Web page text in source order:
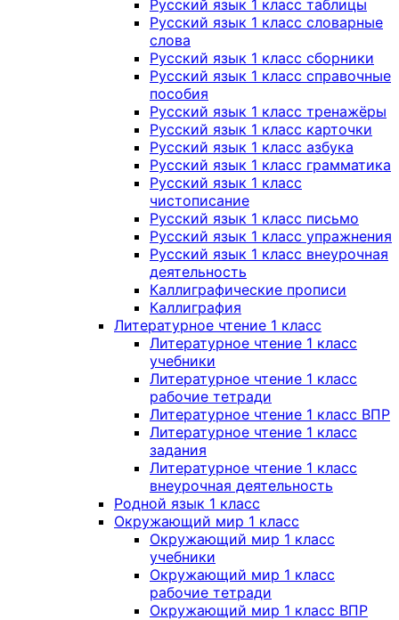
Русский язык 1 класс таблицы
Русский язык 1 класс словарные
слова
Русский язык 1 класс сборники
Русский язык 1 класс справочные
пособия
Русский язык 1 класс тренажёры
Русский язык 1 класс карточки
Русский язык 1 класс азбука
Русский язык 1 класс грамматика
Русский язык 1 класс
чистописание
Русский язык 1 класс письмо
Русский язык 1 класс упражнения
Русский язык 1 класс внеурочная
деятельность
Каллиграфические прописи
Каллиграфия
Литературное чтение 1 класс
Литературное чтение 1 класс
учебники
Литературное чтение 1 класс
рабочие тетради
Литературное чтение 1 класс ВПР
Литературное чтение 1 класс
задания
Литературное чтение 1 класс
внеурочная деятельность
Родной язык 1 класс
Окружающий мир 1 класс
Окружающий мир 1 класс
учебники
Окружающий мир 1 класс
рабочие тетради
Окружающий мир 1 класс ВПР